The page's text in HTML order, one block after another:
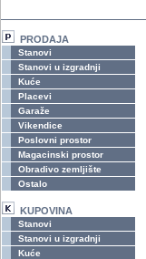
PRODAJA
Stanovi
Stanovi u izgradnji
Kuće
Placevi
Garaže
Vikendice
Poslovni prostor
Magacinski prostor
Obradivo zemljište
Ostalo
KUPOVINA
Stanovi
Stanovi u izgradnji
Kuće